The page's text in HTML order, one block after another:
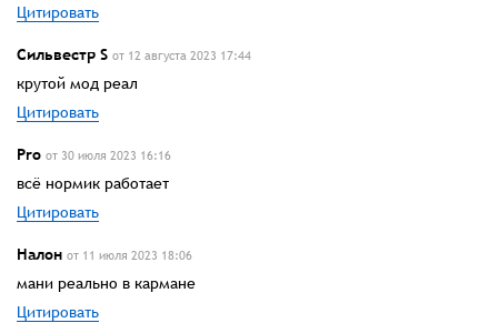
Цитировать
Сильвестр S от 12 августа 2023 17:44
крутой мод реал
Цитировать
Pro от 30 июля 2023 16:16
всё нормик работает
Цитировать
Налон от 11 июля 2023 18:06
мани реально в кармане
Цитировать